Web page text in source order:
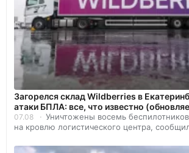
Загорелся склад Wildberries в
атаки БПЛА: все, что известно
07.08
Уничтожены восемь
на кровлю логистического центра,